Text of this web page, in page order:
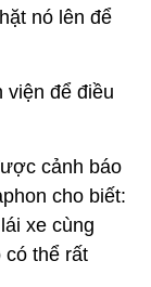
nó lên để
viện để điều
cảnh báo
cho biết:
xe cùng
có thể rất